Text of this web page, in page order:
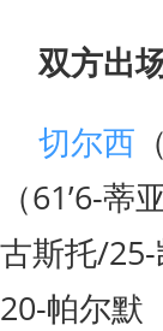
双方出
切尔西
（61’6-
古斯托/
20-帕尔默